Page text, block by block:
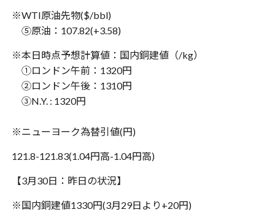
※WTI原油先物($/bbl)
⑤原油：107.82(+3.58)
※本日時点予想計算値：国内銅建値（/kg）
①ロンドン午前：1320円
②ロンドン午後：1310円
③N.Y. : 1320円
※ニューヨーク為替引値(円)
121.8-121.83(1.04円高-1.04円高)
【3月30日：昨日の状況】
※国内銅建値1330円(3月29日より+20円)